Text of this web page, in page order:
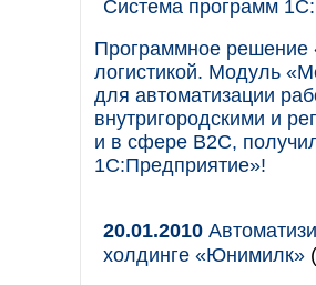
Система программ
Программное
логистикой. Модуль
для автоматизации
внутригородскими и
и в сфере B2C,
1С:Предприятие»!
20.01.2010
холдинге «Юнимилк»